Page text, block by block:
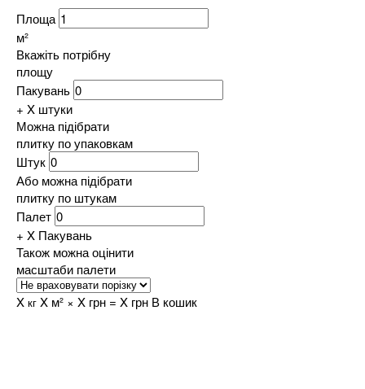
Площа
м²
Вкажіть потрібну
площу
Пакувань
+ X штуки
Можна підібрати
плитку по упаковкам
Штук
Або можна підібрати
плитку по штукам
Палет
+ X Пакувань
Також можна оцінити
масштаби палети
X кг X м² × X грн = X грн В кошик